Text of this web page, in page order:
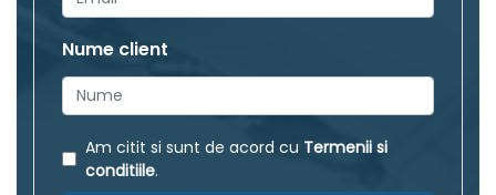
Nume client
Am citit si sunt de acord cu Termenii si
conditiile.